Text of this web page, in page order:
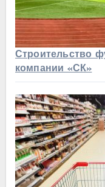
Строительство
компании «СК»